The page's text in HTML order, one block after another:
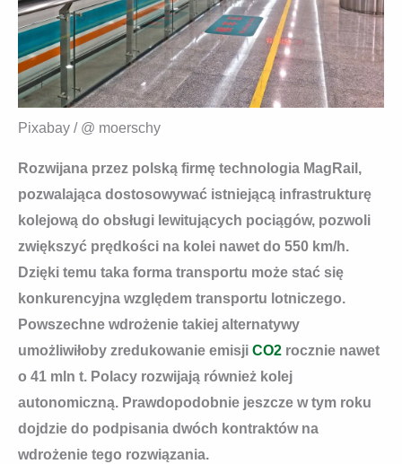
Pixabay / @ moerschy
Rozwijana przez polską firmę technologia MagRail,
pozwalająca dostosowywać istniejącą infrastrukturę
kolejową do obsługi lewitujących pociągów, pozwoli
zwiększyć prędkości na kolei nawet do 550 km/h.
Dzięki temu taka forma transportu może stać się
konkurencyjna względem transportu lotniczego.
Powszechne wdrożenie takiej alternatywy
umożliwiłoby zredukowanie emisji CO2 rocznie nawet
o 41 mln t. Polacy rozwijają również kolej
autonomiczną. Prawdopodobnie jeszcze w tym roku
dojdzie do podpisania dwóch kontraktów na
wdrożenie tego rozwiązania.